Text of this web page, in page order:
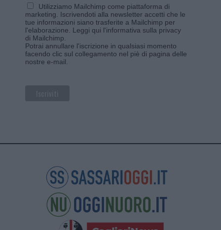
Utilizziamo Mailchimp come piattaforma di
marketing. Iscrivendoti alla newsletter accetti che le
tue informazioni siano trasferite a Mailchimp per
l'elaborazione. Leggi qui l'informativa sulla privacy
di Mailchimp
Potrai annullare l'iscrizione in qualsiasi momento
facendo clic sul collegamento nel piè di pagina delle
nostre e-mail.